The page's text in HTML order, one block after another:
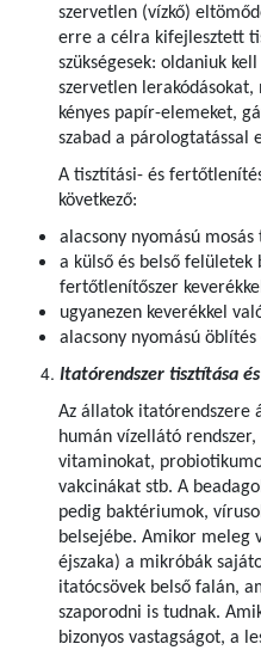
szervetlen (vízkő)
erre a célra kifejlesztett
szükségesek: oldaniuk
szervetlen
kényes papír-elemeket,
szabad a párologtatással
A tisztítási- és
következő:
alacsony nyomású mosás
a külső és belső felületek
fertőtlenítőszer
ugyanezen keverékkel
alacsony nyomású
Itatórendszer tisztítása
Az állatok itatórendszere
humán vízellátó
vitaminokat,
vakcinákat stb. A
pedig baktériumok,
belsejébe. Amikor meleg
éjszaka) a mikróbák
itatócsövek belső falán,
szaporodni is tudnak.
bizonyos vastagságot, a